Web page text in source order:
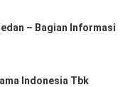
– Bagian Informasi
Indonesia Tbk